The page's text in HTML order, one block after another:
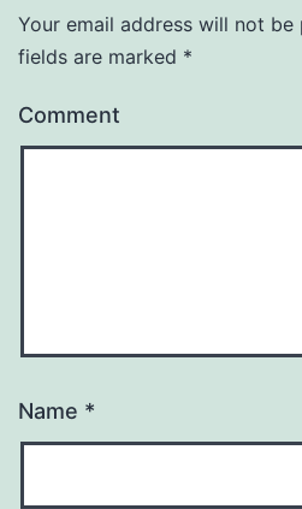
Your email address will not be
fields are marked *
Comment
Name *